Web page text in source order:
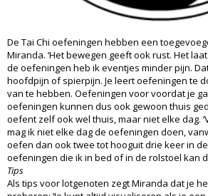
De Tai Chi oefeningen hebben een
Miranda. ‘Het bewegen geeft ook rust. Het
de oefeningen heb ik eventjes minder pijn.
hoofdpijn of spierpijn. Je leert oefeningen te
van te hebben. Oefeningen voor voordat je
oefeningen kunnen dus ook gewoon thuis
oefent zelf ook wel thuis, maar niet elke dag.
mag ik niet elke dag de oefeningen doen,
oefen dan ook twee tot hooguit drie keer in
oefeningen die ik in bed of in de rolstoel kan
Tips
Als tips voor lotgenoten zegt Miranda dat je